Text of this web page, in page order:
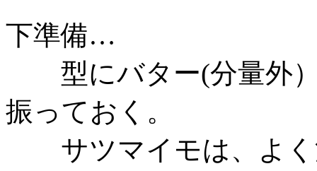
下準備…
型にバター(分量外）
振っておく。
サツマイモは、よく